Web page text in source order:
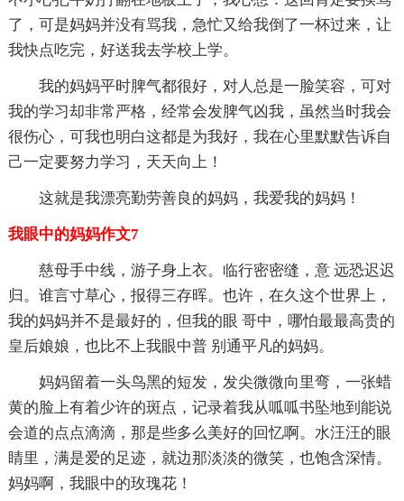
了，可是妈妈并没有骂我，急忙又给我倒了一杯过来，让
我快点吃完，好送我去学校上学。
我的妈妈平时脾气都很好，对人总是一脸笑容，可对
我的学习却非常严格，经常会发脾气凶我，虽然当时我会
很伤心，可我也明白这都是为我好，我在心里默默告诉自
己一定要努力学习，天天向上！
这就是我漂亮勤劳善良的妈妈，我爱我的妈妈！
我眼中的妈妈作文7
慈母手中线，游子身上衣。临行密密缝，意 远恐迟迟
归。谁言寸草心，报得三存晖。也许，在久这个世界上，
我的妈妈并不是最好的，但我的眼 哥中，哪怕最最高贵的
皇后娘娘，也比不上我眼中普 别通平凡的妈妈。
妈妈留着一头鸟黑的短发，发尖微微向里弯，一张蜡
黄的脸上有着少许的斑点，记录着我从呱呱书坠地到能说
会道的点点滴滴，那是些多么美好的回忆啊。水汪汪的眼
睛里，满是爱的足迹，就边那淡淡的微笑，也饱含深情。
妈妈啊，我眼中的玫瑰花！